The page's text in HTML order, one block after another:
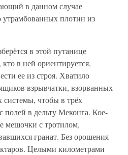
в данном случае
плотин из
в этой путанице
в ней ориентируется,
ее из строя. Хватило
взрывчатки, взорванных
системы, чтобы в трёх
полей в дельту Меконга. Кое-
мешочки с тротилом,
гранат. Без орошения
Целыми километрами